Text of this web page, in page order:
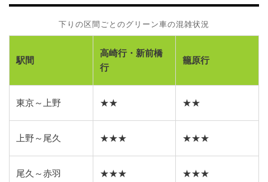
下りの区間ごとのグリーン車の混雑状況
駅間
高崎行・新前橋
行
籠原行
東京～上野 ★★ ★★
上野～尾久 ★★★ ★★★
尾久～赤羽 ★★★ ★★★